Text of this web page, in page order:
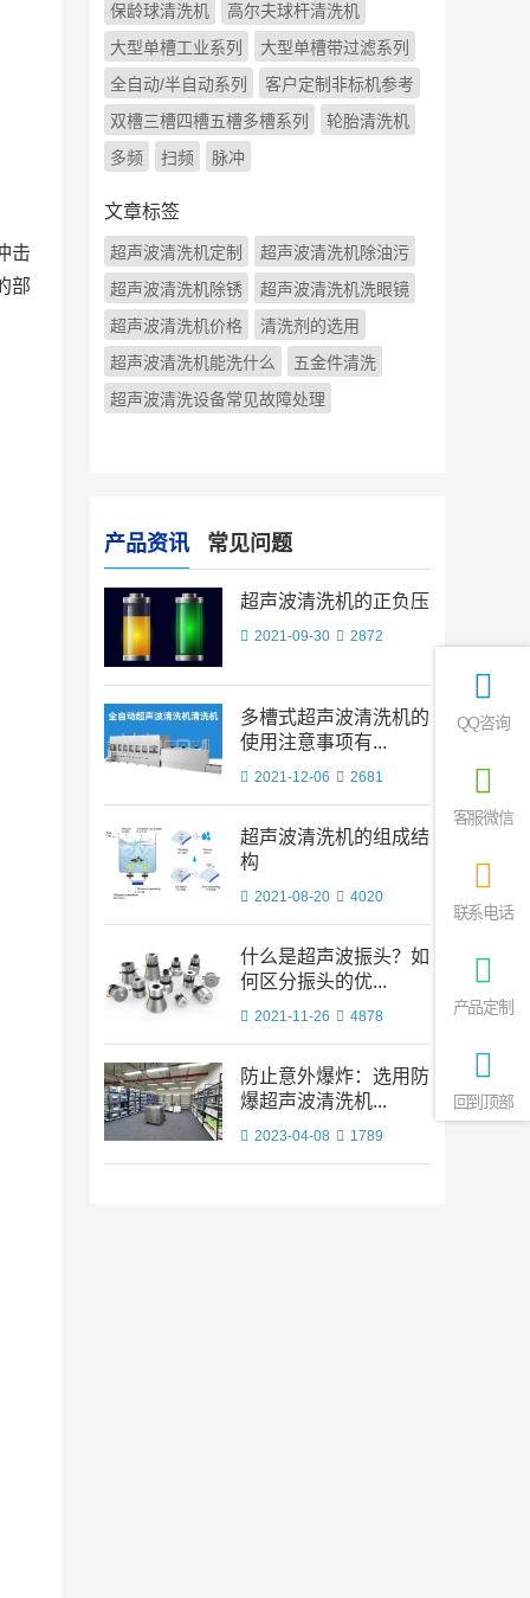
击
部
保龄球清洗机
高尔夫球杆清洗机
大型单槽工业系列
大型单槽带过滤系列
全自动/半自动系列
客户定制非标机参考
双槽三槽四槽五槽多槽系列
轮胎清洗机
多频
扫频 脉冲
文章标签
超声波清洗机定制
超声波清洗机除油污
超声波清洗机除锈
超声波清洗机洗眼镜
超声波清洗机价格
清洗剂的选用
超声波清洗机能洗什么
五金件清洗
超声波清洗设备常见故障处理
产品资讯 常见问题
超声波清洗机的正负压
2021-09-30 2872
多槽式超声波清洗机的
使用注意事项有...
2021-12-06 2681
超声波清洗机的组成结
构
2021-08-20 4020
什么是超声波振头？如
何区分振头的优...
2021-11-26 4878
防止意外爆炸：选用防
爆超声波清洗机...
2023-04-08 1789
QQ咨询
客服微信
联系电话
产品定制
回到顶部